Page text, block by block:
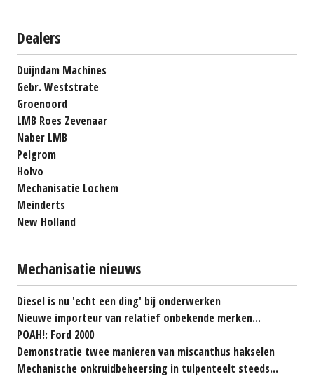
Dealers
Duijndam Machines
Gebr. Weststrate
Groenoord
LMB Roes Zevenaar
Naber LMB
Pelgrom
Holvo
Mechanisatie Lochem
Meinderts
New Holland
Mechanisatie nieuws
Diesel is nu 'echt een ding' bij onderwerken
Nieuwe importeur van relatief onbekende merken...
POAH!: Ford 2000
Demonstratie twee manieren van miscanthus hakselen
Mechanische onkruidbeheersing in tulpenteelt steeds...